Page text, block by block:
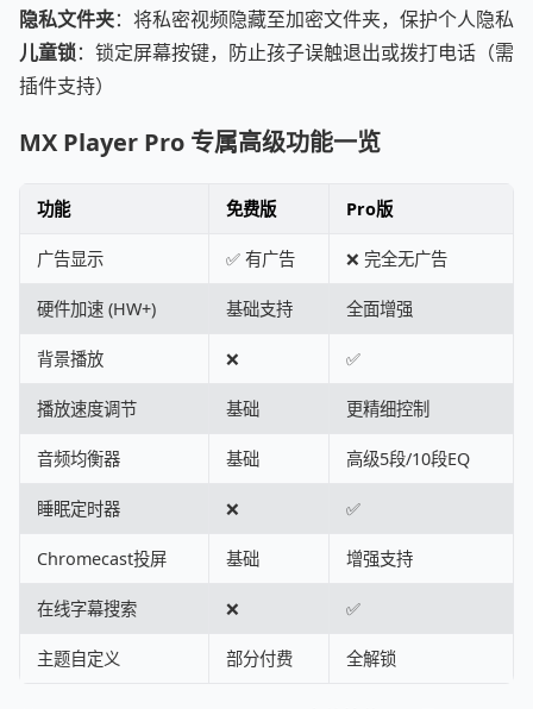
隐私文件夹：将私密视频隐藏至加密文件夹，保护个人隐私
儿童锁：锁定屏幕按键，防止孩子误触退出或拨打电话（需
插件支持）
MX Player Pro 专属高级功能一览
功能 免费版 Pro版
广告显示 ✅ 有广告 ❌ 完全无广告
硬件加速 (HW+) 基础支持 全面增强
背景播放 ❌ ✅
播放速度调节 基础 更精细控制
音频均衡器 基础 高级5段/10段EQ
睡眠定时器 ❌ ✅
Chromecast投屏 基础 增强支持
在线字幕搜索 ❌ ✅
主题自定义 部分付费 全解锁